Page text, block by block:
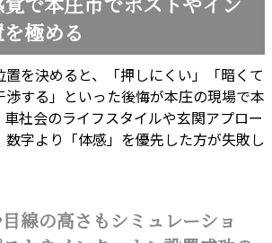
で本庄市でポストやイン
極める
を決めると、「押しにくい」「暗くて
する」といった後悔が本庄の現場で本
社会のライフスタイルや玄関アプロー
字より「体感」を優先した方が失敗し
線の高さもシミュレーショ